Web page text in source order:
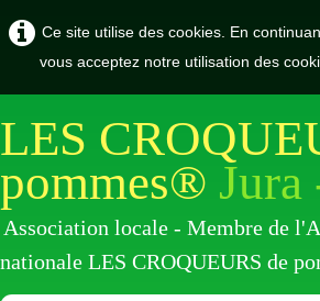
Ce site utilise des cookies. En
vous acceptez notre utilisation des
LES
pommes® Jura
Association locale - Membre de
nationale LES CROQUEURS de